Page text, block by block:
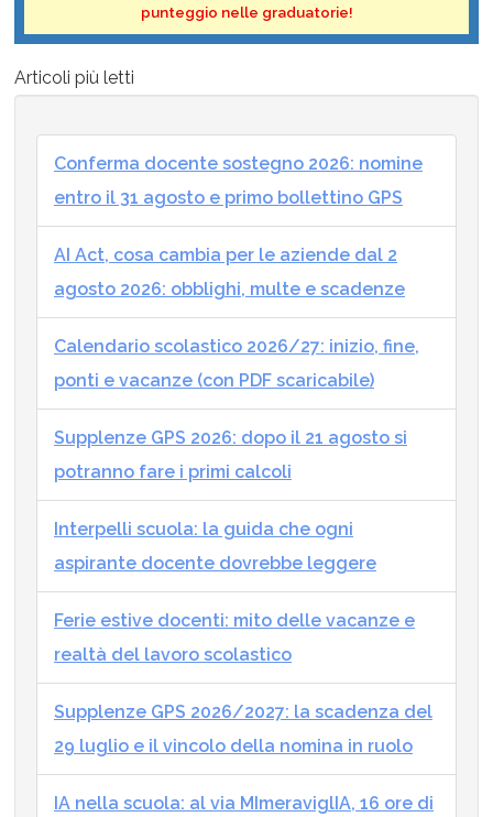
punteggio nelle graduatorie!
Articoli più letti
Conferma docente sostegno 2026: nomine
entro il 31 agosto e primo bollettino GPS
AI Act, cosa cambia per le aziende dal 2
agosto 2026: obblighi, multe e scadenze
Calendario scolastico 2026/27: inizio, fine,
ponti e vacanze (con PDF scaricabile)
Supplenze GPS 2026: dopo il 21 agosto si
potranno fare i primi calcoli
Interpelli scuola: la guida che ogni
aspirante docente dovrebbe leggere
Ferie estive docenti: mito delle vacanze e
realtà del lavoro scolastico
Supplenze GPS 2026/2027: la scadenza del
29 luglio e il vincolo della nomina in ruolo
IA nella scuola: al via MImeraviglIA, 16 ore di